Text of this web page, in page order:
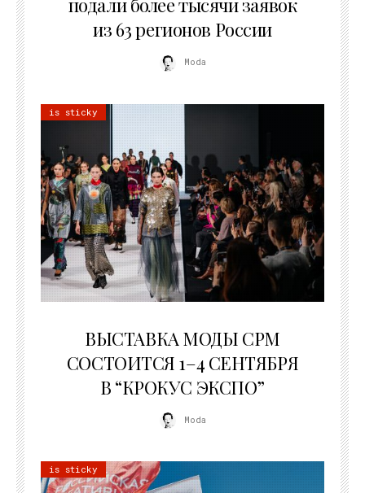
подали более тысячи заявок
из 63 регионов России
Moda
is sticky
ВЫСТАВКА МОДЫ CPM
СОСТОИТСЯ 1–4 СЕНТЯБРЯ
В “КРОКУС ЭКСПО”
Moda
is sticky